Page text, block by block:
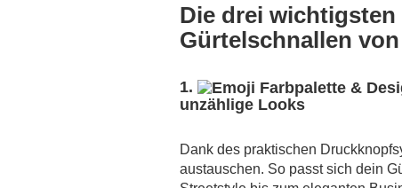
Die drei
Gürtelschnallen
1.
unzählige Looks
Dank des praktischen
austauschen. So passt sich dein